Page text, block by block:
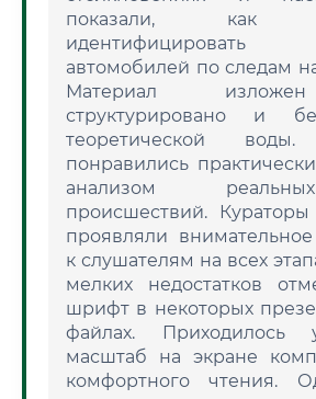
показали, как
автомобилей по следам
Материал
структурировано и
теоретической
понравились
анализом
происшествий.
проявляли
к слушателям на всех
мелких недостатков
шрифт в некоторых
файлах. Приходилось
масштаб на экране
комфортного чтения.